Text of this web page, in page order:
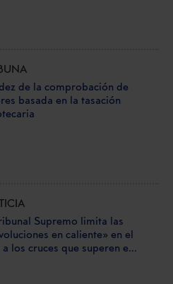
de la comprobación de
basada en la tasación
Supremo limita las
en caliente» en el
a los cruces que superen e...